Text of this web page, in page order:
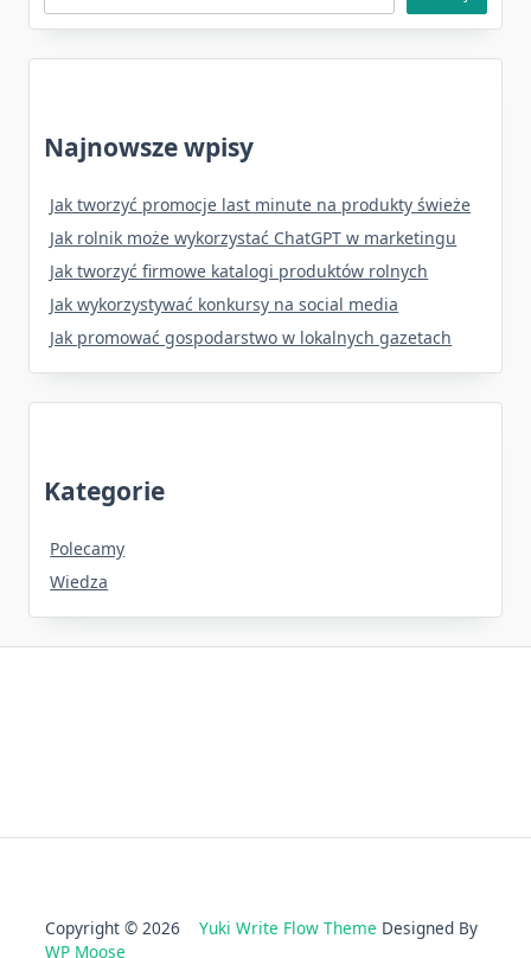
Najnowsze wpisy
Jak tworzyć promocje last minute na produkty świeże
Jak rolnik może wykorzystać ChatGPT w marketingu
Jak tworzyć firmowe katalogi produktów rolnych
Jak wykorzystywać konkursy na social media
Jak promować gospodarstwo w lokalnych gazetach
Kategorie
Polecamy
Wiedza
Copyright © 2026 Yuki Write Flow Theme Designed By
WP Moose